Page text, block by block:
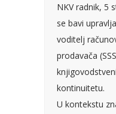
NKV radnik, 5
se bavi
voditelj
prodavača
kontinuitetu.
U kontekstu